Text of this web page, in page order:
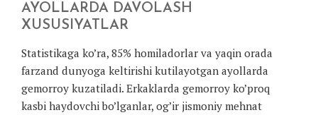
AYOLLARDA DAVOLASH
XUSUSIYATLAR
Statistikaga ko’ra, 85% homiladorlar va yaqin orada
farzand dunyoga keltirishi kutilayotgan ayollarda
gemorroy kuzatiladi. Erkaklarda gemorroy ko’proq
kasbi haydovchi bo’lganlar, og’ir jismoniy mehnat